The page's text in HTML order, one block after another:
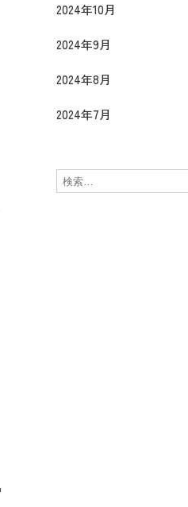
2024年10月
2024年9月
2024年8月
2024年7月